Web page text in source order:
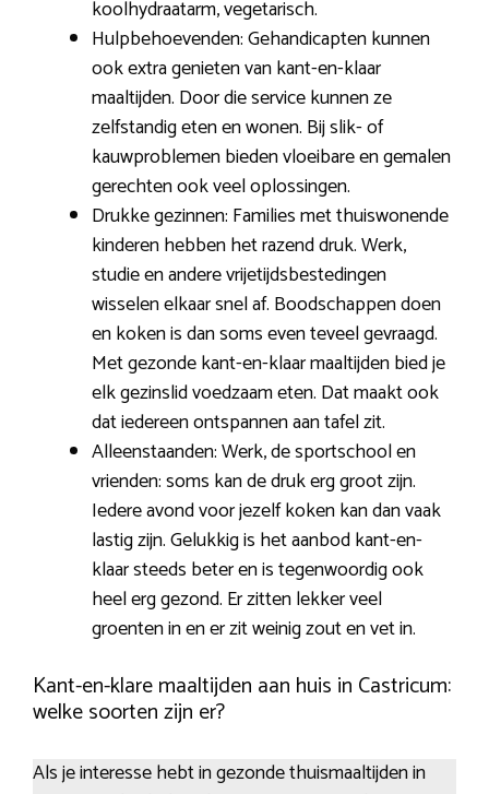
koolhydraatarm, vegetarisch.
Hulpbehoevenden: Gehandicapten kunnen
ook extra genieten van kant-en-klaar
maaltijden. Door die service kunnen ze
zelfstandig eten en wonen. Bij slik- of
kauwproblemen bieden vloeibare en gemalen
gerechten ook veel oplossingen.
Drukke gezinnen: Families met thuiswonende
kinderen hebben het razend druk. Werk,
studie en andere vrijetijdsbestedingen
wisselen elkaar snel af. Boodschappen doen
en koken is dan soms even teveel gevraagd.
Met gezonde kant-en-klaar maaltijden bied je
elk gezinslid voedzaam eten. Dat maakt ook
dat iedereen ontspannen aan tafel zit.
Alleenstaanden: Werk, de sportschool en
vrienden: soms kan de druk erg groot zijn.
Iedere avond voor jezelf koken kan dan vaak
lastig zijn. Gelukkig is het aanbod kant-en-
klaar steeds beter en is tegenwoordig ook
heel erg gezond. Er zitten lekker veel
groenten in en er zit weinig zout en vet in.
Kant-en-klare maaltijden aan huis in Castricum:
welke soorten zijn er?
Als je interesse hebt in gezonde thuismaaltijden in